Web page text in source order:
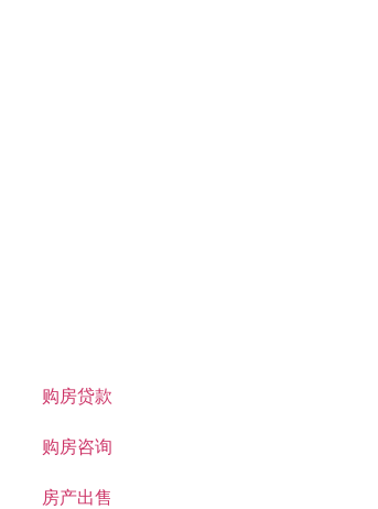
购房贷款
购房咨询
房产出售